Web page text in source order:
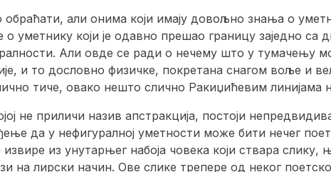
али онима који имају довољно знања о
о уметнику који је одавно прешао границу заједно
Али овде се ради о нечему што у тумачењу
и то дословно физичке, покретана снагом воље и
тиче, овако нешто слично Ракиџићевим линијама
не приличи назив апстракција, постоји
да у нефигуралној уметности може бити нечег
из унутарњег набоја човека који ствара
на лирски начин. Ове слике трепере од неког